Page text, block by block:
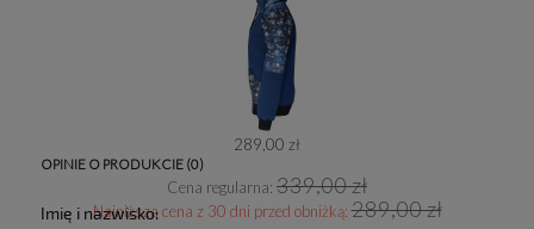
289,00 zł
Cena regularna: 339,00 zł
Najniższa cena z 30 dni przed obniżką:289,00 zł
OPINIE O PRODUKCIE (0)
Imię i nazwisko: